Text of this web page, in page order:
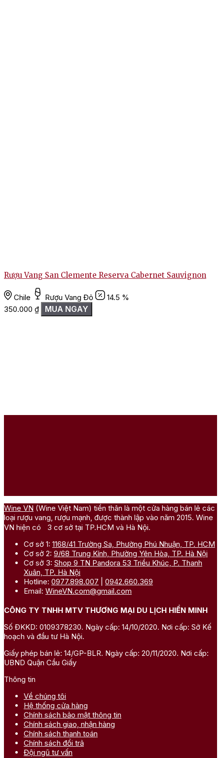
Rượu Vang San Clemente Reserva Cabernet Sauvignon
Chile Rượu Vang Đỏ
14.5 %
350.000 ₫ MUA NGAY
Wine VN (Wine Việt Nam) tiền thân là một cửa hàng bán lẻ các
loại rượu vang, rượu mạnh, được thành lập vào năm 2015. Wine
VN hiện có 3 cơ sở tại TP.HCM và Hà Nội.
Cơ sở 1: 1168/41 Trường Sa, Phường Phú Nhuận, TP. HCM
Cơ sở 2: 9/68 Trung Kính, Phường Yên Hòa, TP. Hà Nội
Cơ sở 3: Shop 9 TN Pandora 53 Triều Khúc, P. Thanh
Xuân, TP. Hà Nội
Hotline: 0977.898.007
0942.660.369
Email: WineVN.com@gmail.com
CÔNG TY TNHH MTV THƯƠNG MẠI DU LỊCH HIỀN MINH
Số ĐKKD: 0109378230. Ngày cấp: 14/10/2020. Nơi cấp: Sở Kế
hoạch và đầu tư Hà Nội.
Giấy phép bán lẻ: 14/GP-BLR. Ngày cấp: 20/11/2020. Nơi cấp:
UBND Quận Cầu Giấy
Thông tin
Về chúng tôi
Hệ thống cửa hàng
Chính sách bảo mật thông tin
Chính sách giao, nhận hàng
Chính sách thanh toán
Chính sách đổi trả
Đội ngũ tư vấn